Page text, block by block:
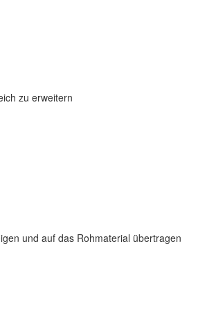
zu erweitern
und auf das Rohmaterial übertragen